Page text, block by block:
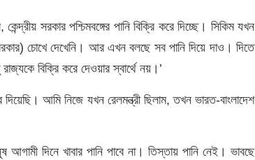
সরকার পশ্চিমবঙ্গের পানি বিক্রি করে দিচ্ছে। সিকিম যখন
চোখে দেখেনি। আর এখন বলছে সব পানি দিয়ে দাও। দিতে
বিক্রি করে দেওয়ার স্বার্থে নয়।’
আমি নিজে যখন রেলমন্ত্রী ছিলাম, তখন ভারত-বাংলাদেশ
দিনে খাবার পানি পাবে না। তিস্তায় পানি নেই। ভাবছে